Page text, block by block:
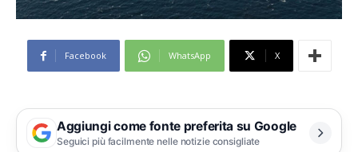
Facebook WhatsApp X
Aggiungi come fonte preferita su Google
Seguici più facilmente nelle notizie consigliate